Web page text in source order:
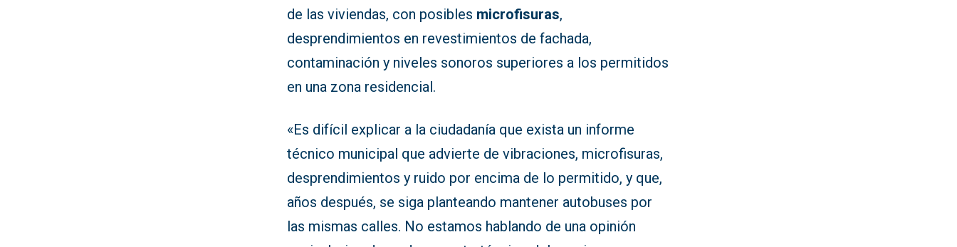
de las viviendas, con posibles microfisuras,
desprendimientos en revestimientos de fachada,
contaminación y niveles sonoros superiores a los permitidos
en una zona residencial.
«Es difícil explicar a la ciudadanía que exista un informe
técnico municipal que advierte de vibraciones, microfisuras,
desprendimientos y ruido por encima de lo permitido, y que,
años después, se siga planteando mantener autobuses por
las mismas calles. No estamos hablando de una opinión